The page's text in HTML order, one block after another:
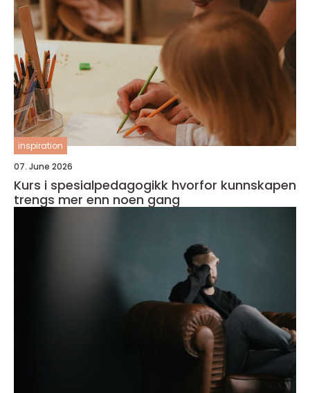
inspiration
07. June 2026
Kurs i spesialpedagogikk hvorfor kunnskapen
trengs mer enn noen gang